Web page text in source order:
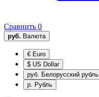
Сравнить 0
руб. Валюта
€ Euro
$ US Dollar
руб. Белорусский рубль
р. Рубль